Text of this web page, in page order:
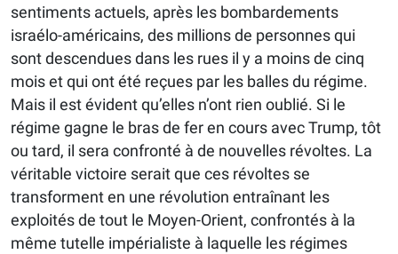
sentiments actuels, après les bombardements
israélo-américains, des millions de personnes qui
sont descendues dans les rues il y a moins de cinq
mois et qui ont été reçues par les balles du régime.
Mais il est évident qu’elles n’ont rien oublié. Si le
régime gagne le bras de fer en cours avec Trump, tôt
ou tard, il sera confronté à de nouvelles révoltes. La
véritable victoire serait que ces révoltes se
transforment en une révolution entraînant les
exploités de tout le Moyen-Orient, confrontés à la
même tutelle impérialiste à laquelle les régimes